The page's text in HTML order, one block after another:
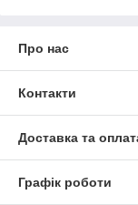
Про нас
Контакти
Доставка та
Графік роботи